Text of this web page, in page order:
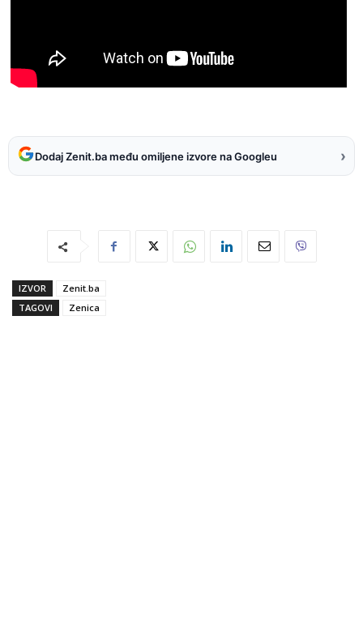
Dodaj Zenit.ba među omiljene izvore na Googleu ›
IZVOR
Zenit.ba
TAGOVI
Zenica